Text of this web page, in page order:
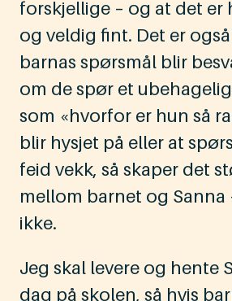
forskjellige – og at det er
og veldig fint. Det er
barnas spørsmål blir
om de spør et
som «hvorfor er hun så
blir hysjet på eller at
feid vekk, så skaper det
mellom barnet og Sanna
ikke.
Jeg skal levere og hente
dag på skolen, så hvis